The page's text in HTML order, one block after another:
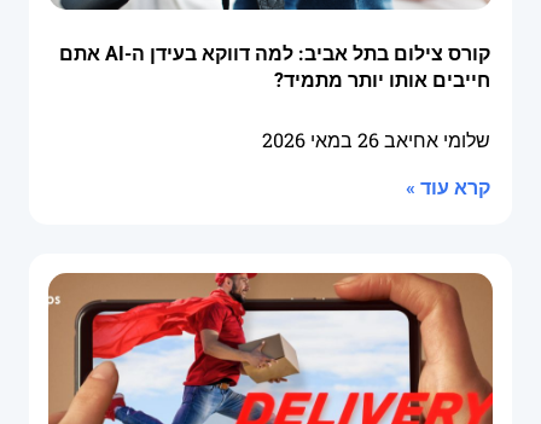
קורס צילום בתל אביב: למה דווקא בעידן ה-AI אתם
חייבים אותו יותר מתמיד?
שלומי אחיאב26 במאי 2026
קרא עוד »